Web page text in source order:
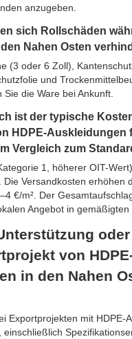
anzugeben.
sich Rollschäden
Nahen Osten
(3 oder 6 Zoll),
und
die Ware bei Ankunft.
ist der typische
HDPE-Auskleidungen
Vergleich zum
1, höherer OIT-
Die Versandkosten erhöhen
€/m². Der
Angebot in gemäßigten
von
in den Nahen
Exportprojekten mit HDPE-